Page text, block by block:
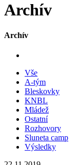
Archív
Archív
Vše
A-tým
Bleskovky
KNBL
Mládež
Ostatní
Rozhovory
Sluneta camp
Výsledky